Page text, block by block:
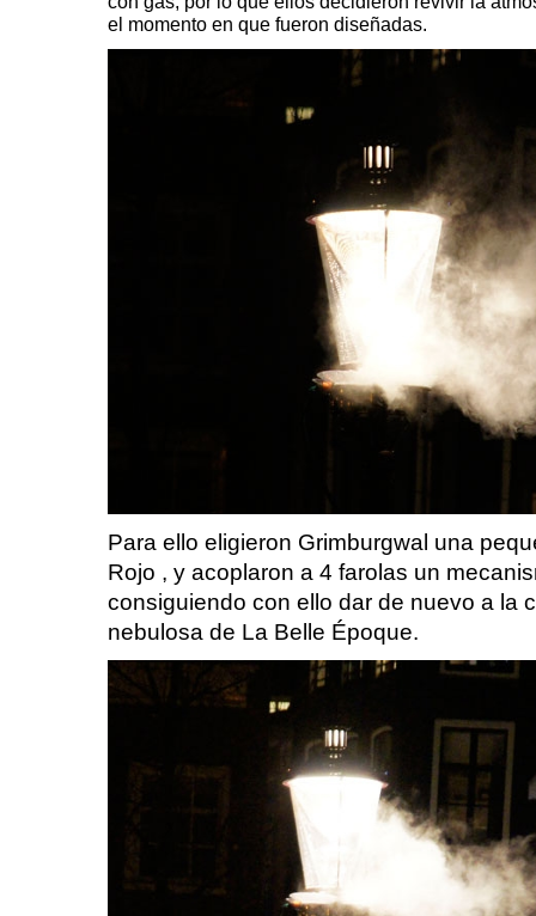
el momento en que fueron diseñadas.
Para ello eligieron Grimburgwal una
Rojo , y acoplaron a 4 farolas un
consiguiendo con ello dar de nuevo a la
nebulosa de La Belle Époque.